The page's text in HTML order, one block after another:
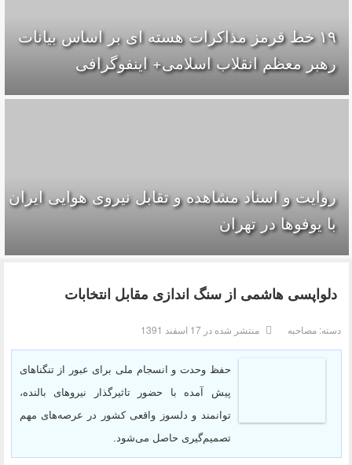
۱۹ خط قرمز مذاکرات هسته ای بر اساس بیانات
رهبر معظم انقلاب اسلامی+ اینفوگرافی
روایت و اسناد مشاهده و تقابل نیروی هوایی ایران
با یوفوها در تهران
دلواپسی هاشمی از سنگ اندازی مقابل انتخابات
دسته:مصاحبه منتشر شده در 17 اسفند 1391
حفظ وحدت و انسجام ملی برای عبور از تنگناهای
پیش آمده با حضور تاثیرگذار نیروهای بالنده،
توانمند و دلسوز واقعی کشور در عرصه‌های مهم
تصمیم‌گیری حاصل می‌شود.